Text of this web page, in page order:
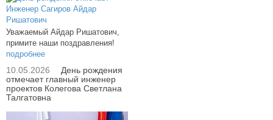
Уважаемый Айдар Ришатович,
примите наши поздравления!
подробнее
10.05.2026
День рождения
отмечает главный инженер
проектов Колегова Светлана
Талгатовна